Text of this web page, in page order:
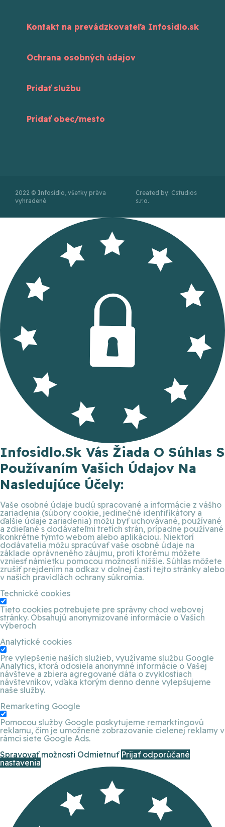
Kontakt na prevádzkovateľa Infosidlo.sk
Ochrana osobných údajov
Pridať službu
Pridať obec/mesto
2022 © Infosídlo, všetky práva
vyhradené
Created by: Cstudios
s.r.o.
Infosidlo.sk Vás Žiada O Súhlas S
Používaním Vašich Údajov Na
Nasledujúce Účely:
Vaše osobné údaje budú spracované a informácie z vášho
zariadenia (súbory cookie, jedinečné identifikátory a
ďalšie údaje zariadenia) môžu byť uchovávané, používané
a zdieľané s dodávateľmi tretích strán, prípadne používané
konkrétne týmto webom alebo aplikáciou. Niektorí
dodávatelia môžu spracúvať vaše osobné údaje na
základe oprávneného záujmu, proti ktorému môžete
vzniesť námietku pomocou možností nižšie. Súhlas môžete
zrušiť prejdením na odkaz v dolnej časti tejto stránky alebo
v našich pravidlách ochrany súkromia.
Technické cookies
Tieto cookies potrebujete pre správny chod webovej
stránky. Obsahujú anonymizované informácie o Vaších
výberoch
Analytické cookies
Pre vylepšenie naších služieb, využívame službu Google
Analytics, ktorá odosiela anonymné informácie o Vašej
návšteve a zbiera agregované dáta o zvyklostiach
návštevníkov, vďaka ktorým denno denne vylepšujeme
naše služby.
Remarketing Google
Pomocou služby Google poskytujeme remarktingovú
reklamu, čím je umožnené zobrazovanie cielenej reklamy v
rámci siete Google Ads.
Spravovať možnosti Odmietnuť Prijať odporúčané
nastavenia